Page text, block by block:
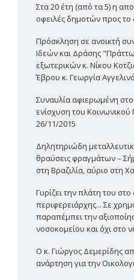
Στα 20 έτη (από τα 5) η
οφειλές δημοτών προς
Πρόσκληση σε ανοικτή
Ιδεών και Δράσης
εξωτερικών κ. Νίκου
Έβρου κ. Γεωργία
Συναυλία αφιερωμένη στο
ενίσχυση του
26/11/2015
Δηλητηριώδη
θραύσεις φραγμάτων –
στη Βραζιλία, αύριο στη
Γυρίζει την πλάτη του
περιφερειάρχης... Σε
παραπέμπει την
νοσοκομείου και όχι στο
Ο κ. Γιώργος Δεμερίδης
ανάρτηση για την